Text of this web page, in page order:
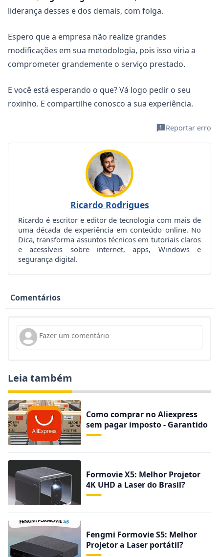
liderança desses e dos demais, com folga.
Espero que a empresa não realize grandes
modificações em sua metodologia, pois isso viria a
comprometer grandemente o serviço prestado.
E você está esperando o que? Vá logo pedir o seu
roxinho. E compartilhe conosco a sua experiência.
Reportar erro
Ricardo Rodrigues
Ricardo é escritor e editor de tecnologia com mais de
uma década de experiência em conteúdo online. No
Dica, transforma assuntos técnicos em tutoriais claros
e acessíveis sobre internet, apps, Windows e
segurança digital.
Comentários
Leia também
Como comprar no Aliexpress
sem pagar imposto - Garantido
Formovie X5: Melhor Projetor
4K UHD a Laser do Brasil?
Fengmi Formovie S5: Melhor
Projetor a Laser portátil?